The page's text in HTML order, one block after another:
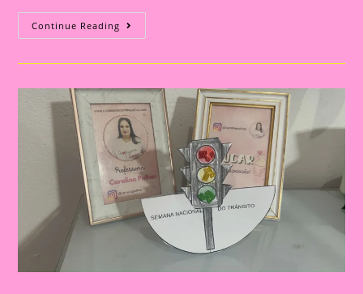
Continue Reading Atividade
Com
Tema
Do
Trânsito|Despertando
A
Consciência
No
Trânsito:
Educação
Infantil
E
Ensino
Fundamental